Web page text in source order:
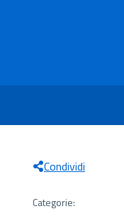
Condividi
Categorie: